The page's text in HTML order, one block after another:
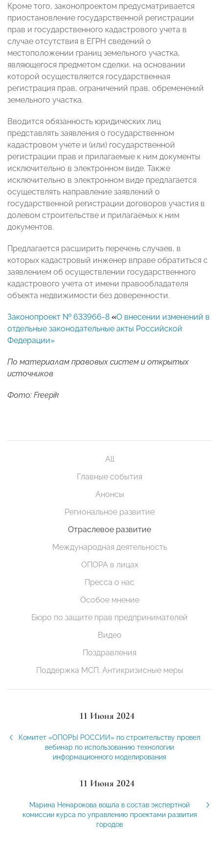
Кроме того, законопроектом предусматривается
приостановление государственной регистрации
прав и государственного кадастрового учета в
случае отсутствия в ЕГРН сведений о
местоположении границ земельного участка,
являющегося предметом сделки, на основании
которой осуществляется государственная
регистрация прав, ограничений прав, обременений
земельного участка.
Вводится обязанность юридических лиц
представлять заявления о государственном
кадастровом учете и (или) государственной
регистрации прав и прилагаемые к ним документы
исключительно в электронном виде. Также
исключительно в электронном виде предлагается
осуществлять направление заявлений о
государственной регистрации договоров участия в
долевом строительстве и прилагаемых к ним
документов.
Предлагается расширить перечень случаев, в
которых кадастровый инженер вправе обратиться с
заявлением об осуществлении государственного
кадастрового учета от имени правообладателя
объекта недвижимости без доверенности.
Законопроект № 633966-8 «О внесении изменений в
отдельные законодательные акты Российской
Федерации»
По материалам правовых систем и открытых
источников
Фото: Freepik
All
Главные события
Анонсы
Региональное развитие
Отраслевое развитие
Международная деятельность
ОПОРА в лицах
Пресса о нас
Особое мнение
Бюро по защите прав предпринимателей
Видео
Поздравления
Поддержка МСП. Антикризисные меры
11 Июня 2024
Комитет «ОПОРЫ РОССИИ» по строительству провел
вебинар по использованию технологии
информационного моделирования
11 Июня 2024
Марина Ненарокова вошла в состав экспертной
комиссии курса по управлению проектами развития
городов